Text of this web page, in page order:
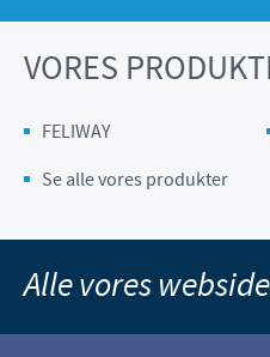
VORES
FELIWAY
Se alle vores produkter
Alle vores